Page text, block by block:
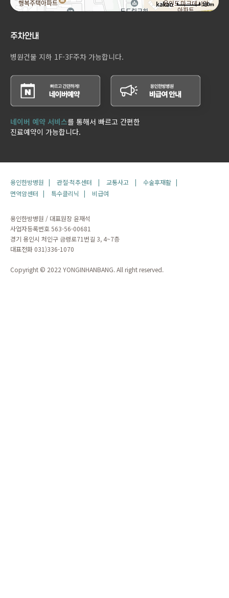
100m
주차안내
병원건물 지하 1F-3F주차 가능합니다.
네이버 예약 서비스를 통해서 빠르고 간편한
진료예약이 가능합니다.
용인한방병원 | 관절·척추센터 | 교통사고 |
수술후재활 |
면역암센터 |
특수클리닉 | 비급여
용인한방병원 / 대표원장 윤재석
사업자등록번호 563-56-00681
경기 용인시 처인구 금령로71번길 3, 4~7층
대표전화 031)336-1070
Copyright © 2022 YONGINHANBANG. All right reserved.